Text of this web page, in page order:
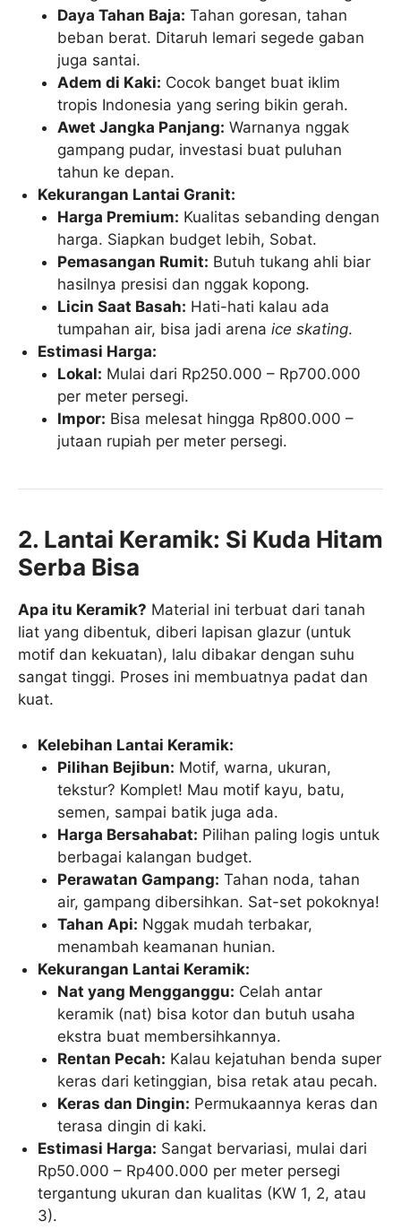
Daya Tahan Baja: Tahan goresan, tahan
beban berat. Ditaruh lemari segede gaban
juga santai.
Adem di Kaki: Cocok banget buat iklim
tropis Indonesia yang sering bikin gerah.
Awet Jangka Panjang: Warnanya nggak
gampang pudar, investasi buat puluhan
tahun ke depan.
Kekurangan Lantai Granit:
Harga Premium: Kualitas sebanding dengan
harga. Siapkan budget lebih, Sobat.
Pemasangan Rumit: Butuh tukang ahli biar
hasilnya presisi dan nggak kopong.
Licin Saat Basah: Hati-hati kalau ada
tumpahan air, bisa jadi arenaice skating.
Estimasi Harga:
Lokal: Mulai dari Rp250.000 – Rp700.000
per meter persegi.
Impor: Bisa melesat hingga Rp800.000 –
jutaan rupiah per meter persegi.
2. Lantai Keramik: Si Kuda Hitam
Serba Bisa
Apa itu Keramik? Material ini terbuat dari tanah
liat yang dibentuk, diberi lapisan glazur (untuk
motif dan kekuatan), lalu dibakar dengan suhu
sangat tinggi. Proses ini membuatnya padat dan
kuat.
Kelebihan Lantai Keramik:
Pilihan Bejibun: Motif, warna, ukuran,
tekstur? Komplet! Mau motif kayu, batu,
semen, sampai batik juga ada.
Harga Bersahabat: Pilihan paling logis untuk
berbagai kalangan budget.
Perawatan Gampang: Tahan noda, tahan
air, gampang dibersihkan. Sat-set pokoknya!
Tahan Api: Nggak mudah terbakar,
menambah keamanan hunian.
Kekurangan Lantai Keramik:
Nat yang Mengganggu: Celah antar
keramik (nat) bisa kotor dan butuh usaha
ekstra buat membersihkannya.
Rentan Pecah: Kalau kejatuhan benda super
keras dari ketinggian, bisa retak atau pecah.
Keras dan Dingin: Permukaannya keras dan
terasa dingin di kaki.
Estimasi Harga: Sangat bervariasi, mulai dari
Rp50.000 – Rp400.000 per meter persegi
tergantung ukuran dan kualitas (KW 1, 2, atau
3).